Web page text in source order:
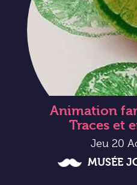
Animation
Traces et
Jeu 20
MUSÉE